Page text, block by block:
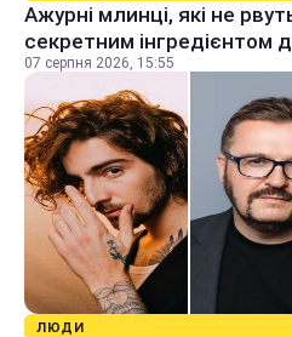
Ажурні млинці, які не
секретним інгредієнтом
07 серпня 2026, 15:55
ЛЮДИ